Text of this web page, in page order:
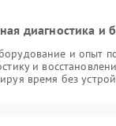
диагностика и
и опыт
и
время без